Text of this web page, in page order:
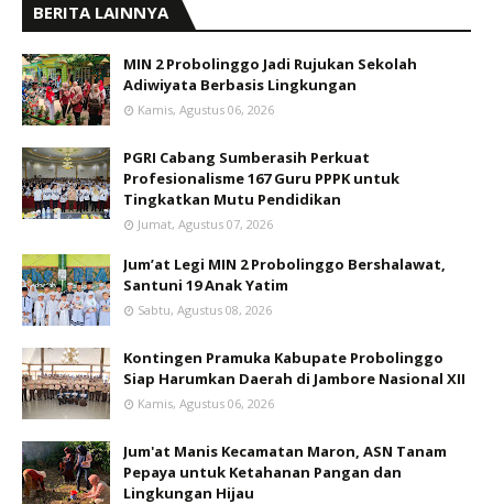
BERITA LAINNYA
MIN 2 Probolinggo Jadi Rujukan Sekolah
Adiwiyata Berbasis Lingkungan
Kamis, Agustus 06, 2026
PGRI Cabang Sumberasih Perkuat
Profesionalisme 167 Guru PPPK untuk
Tingkatkan Mutu Pendidikan
Jumat, Agustus 07, 2026
Jum’at Legi MIN 2 Probolinggo Bershalawat,
Santuni 19 Anak Yatim
Sabtu, Agustus 08, 2026
Kontingen Pramuka Kabupate Probolinggo
Siap Harumkan Daerah di Jambore Nasional XII
Kamis, Agustus 06, 2026
Jum'at Manis Kecamatan Maron, ASN Tanam
Pepaya untuk Ketahanan Pangan dan
Lingkungan Hijau